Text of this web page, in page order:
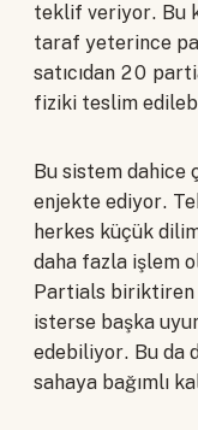
teklif veriyor. Bu
taraf yeterince
satıcıdan 20
fiziki teslim
Bu sistem
enjekte ediyor.
herkes küçük
daha fazla işlem
Partials
isterse başka
edebiliyor. Bu da
sahaya bağımlı